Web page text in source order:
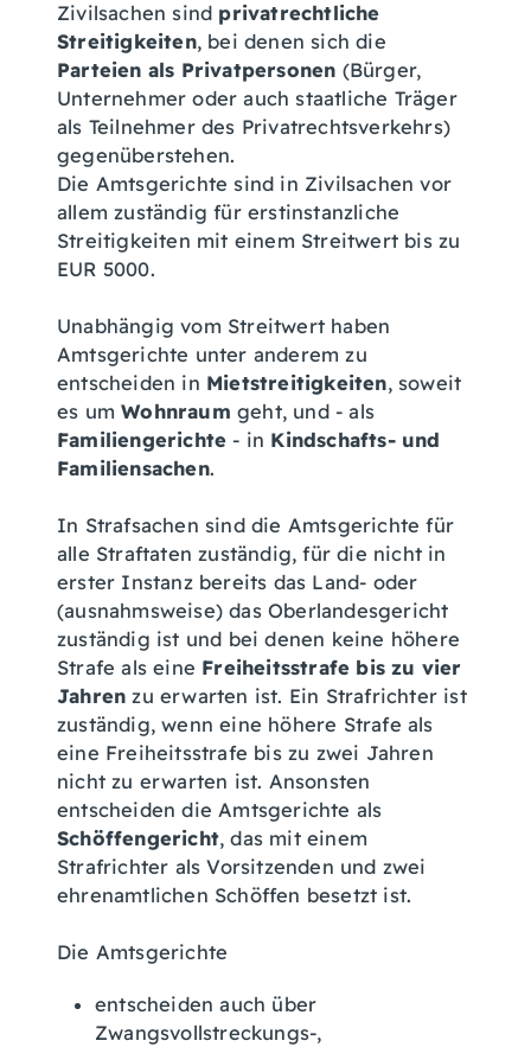
Zivilsachen sind privatrechtliche
Streitigkeiten, bei denen sich die
Parteien als Privatpersonen (Bürger,
Unternehmer oder auch staatliche Träger
als Teilnehmer des Privatrechtsverkehrs)
gegenüberstehen.
Die Amtsgerichte sind in Zivilsachen vor
allem zuständig für erstinstanzliche
Streitigkeiten mit einem Streitwert bis zu
EUR 5000.
Unabhängig vom Streitwert haben
Amtsgerichte unter anderem zu
entscheiden in Mietstreitigkeiten, soweit
es umWohnraum geht, und - als
Familiengerichte - in Kindschafts- und
Familiensachen.
In Strafsachen sind die Amtsgerichte für
alle Straftaten zuständig, für die nicht in
erster Instanz bereits das Land- oder
(ausnahmsweise) das Oberlandesgericht
zuständig ist und bei denen keine höhere
Strafe als eine Freiheitsstrafe bis zu vier
Jahren zu erwarten ist. Ein Strafrichter ist
zuständig, wenn eine höhere Strafe als
eine Freiheitsstrafe bis zu zwei Jahren
nicht zu erwarten ist. Ansonsten
entscheiden die Amtsgerichte als
Schöffengericht, das mit einem
Strafrichter als Vorsitzenden und zwei
ehrenamtlichen Schöffen besetzt ist.
Die Amtsgerichte
entscheiden auch über
Zwangsvollstreckungs-,